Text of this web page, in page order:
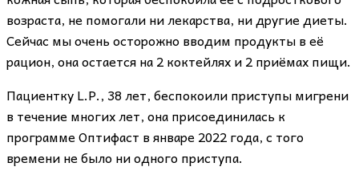
возраста, не помогали ни лекарства, ни другие диеты.
Сейчас мы очень осторожно вводим продукты в её
рацион, она остается на 2 коктейлях и 2 приёмах пищи.
Пациентку L.P., 38 лет, беспокоили приступы мигрени
в течение многих лет, она присоединилась к
программе Оптифаст в январе 2022 года, с того
времени не было ни одного приступа.